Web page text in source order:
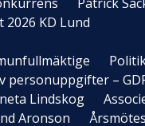
2026 KD Lund
personuppgifter –
Lindskog
Aronson